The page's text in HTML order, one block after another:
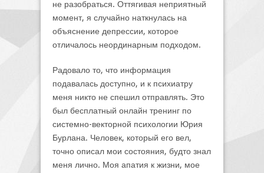
не разобраться. Оттягивая неприятный
момент, я случайно наткнулась на
объяснение депрессии, которое
отличалось неординарным подходом.
Радовало то, что информация
подавалась доступно, и к психиатру
меня никто не спешил отправлять. Это
был бесплатный онлайн тренинг по
системно-векторной психологии Юрия
Бурлана. Человек, который его вел,
точно описал мои состояния, будто знал
меня лично. Моя апатия к жизни, мое